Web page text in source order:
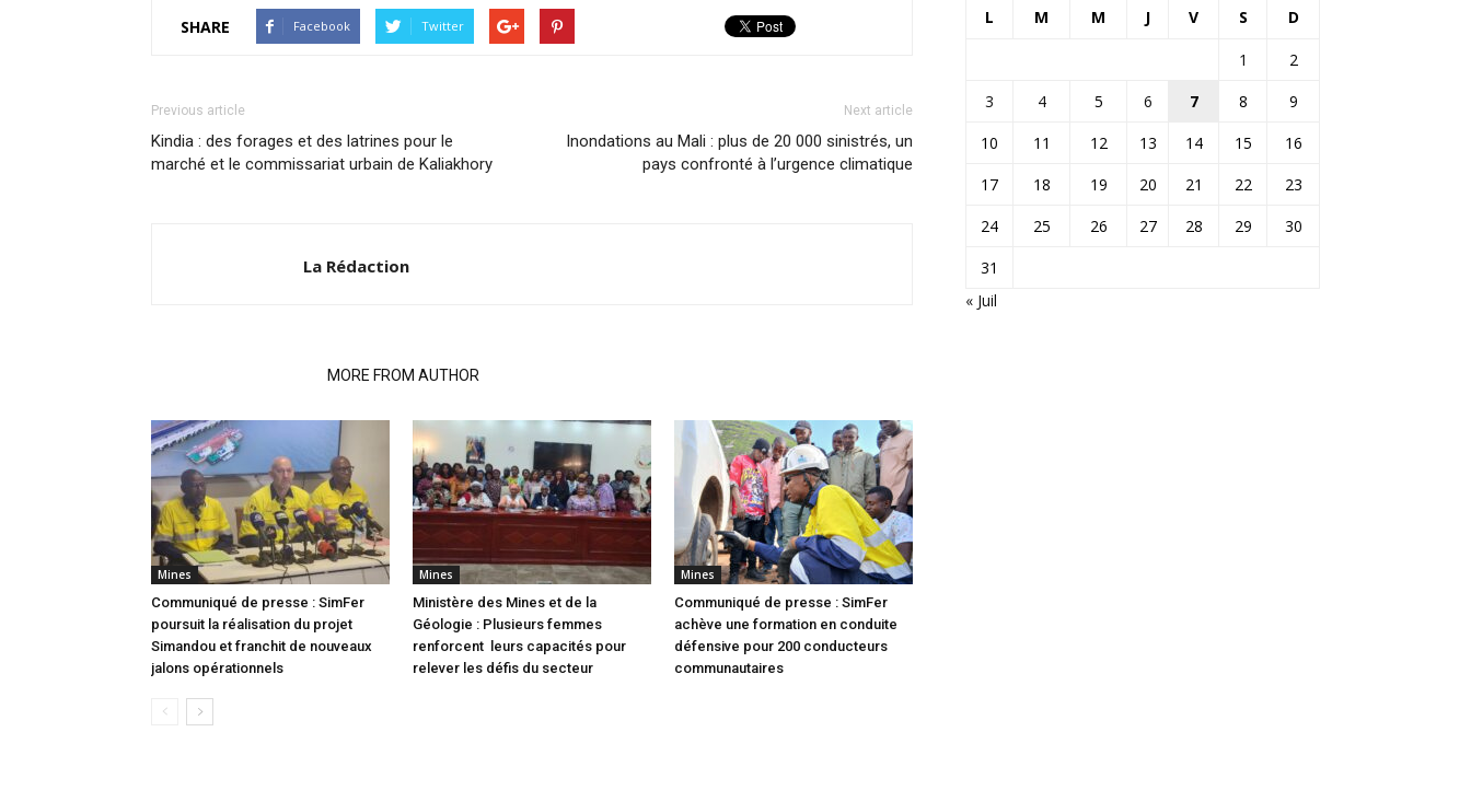
SHARE Facebook Twitter
Previous article
Kindia : des forages et des latrines pour le
marché et le commissariat urbain de Kaliakhory
Next article
Inondations au Mali : plus de 20 000 sinistrés, un
pays confronté à l’urgence climatique
La Rédaction
MORE FROM AUTHOR
Mines
Communiqué de presse : SimFer
poursuit la réalisation du projet
Simandou et franchit de nouveaux
jalons opérationnels
Mines
Ministère des Mines et de la
Géologie : Plusieurs femmes
renforcent leurs capacités pour
relever les défis du secteur
Mines
Communiqué de presse : SimFer
achève une formation en conduite
défensive pour 200 conducteurs
communautaires
L M M J V S D
1
2
3
4 5 6 7 8
9
10
11 12 13 14 15
16
17
18 19 20 21 22
23
24
25 26 27 28 29
30
31
« Juil